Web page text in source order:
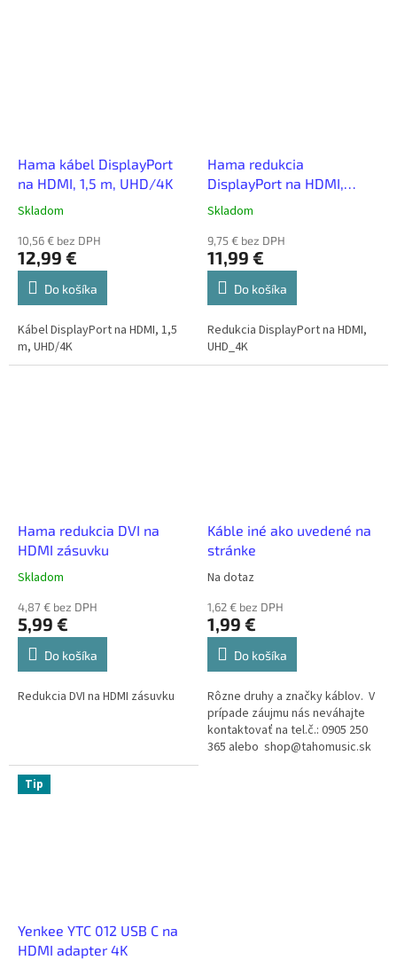
Hama kábel DisplayPort
na HDMI, 1,5 m, UHD/4K
Skladom
10,56 € bez DPH
12,99 €
Do košíka
Kábel DisplayPort na HDMI, 1,5
m, UHD/4K
Hama redukcia
DisplayPort na HDMI,
UHD/4K
Skladom
9,75 € bez DPH
11,99 €
Do košíka
Redukcia DisplayPort na HDMI,
UHD_4K
Hama redukcia DVI na
HDMI zásuvku
Skladom
4,87 € bez DPH
5,99 €
Do košíka
Redukcia DVI na HDMI zásuvku
Káble iné ako uvedené na
stránke
Na dotaz
1,62 € bez DPH
1,99 €
Do košíka
Rôzne druhy a značky káblov. V
prípade záujmu nás neváhajte
kontaktovať na tel.č.: 0905 250
365 alebo shop@tahomusic.sk
Tip
Yenkee YTC 012 USB C na
HDMI adapter 4K